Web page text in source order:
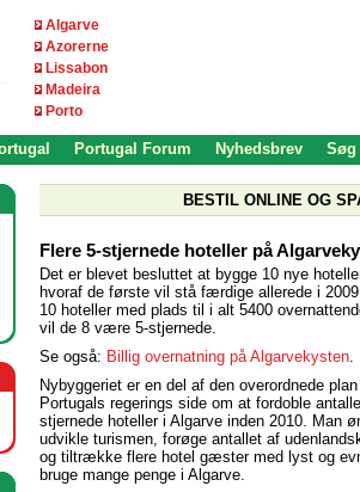
Algarve
Azorerne
Lissabon
Madeira
Porto
Portugal Forum Nyhedsbrev Søg
BESTIL ONLINE OG
Flere 5-stjernede hoteller på
Det er blevet besluttet at bygge 10 nye
hvoraf de første vil stå færdige allerede i
10 hoteller med plads til i alt 5400
vil de 8 være 5-stjernede.
Se også: Billig overnatning på Algarvekysten
Nybyggeriet er en del af den overordnede
Portugals regerings side om at fordoble
stjernede hoteller i Algarve inden 2010. Man
udvikle turismen, forøge antallet af
og tiltrække flere hotel gæster med lyst og
bruge mange penge i Algarve.